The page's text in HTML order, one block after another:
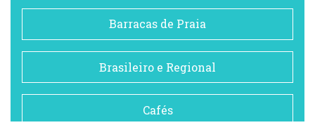
Barracas de Praia
Brasileiro e Regional
Cafés